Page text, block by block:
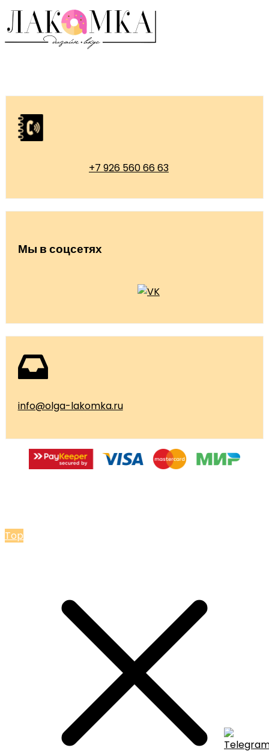
+7 926 560 66 63
Мы в соцсетях
info@olga-lakomka.ru
Top